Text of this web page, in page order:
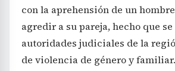
con la aprehensión de un
agredir a su pareja, hecho que
autoridades judiciales de la
de violencia de género y familiar.